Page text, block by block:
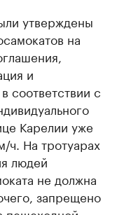
утверждены
на
и
соответствии с
Карелии уже
ч. На тротуарах
людей
не должна
запрещено